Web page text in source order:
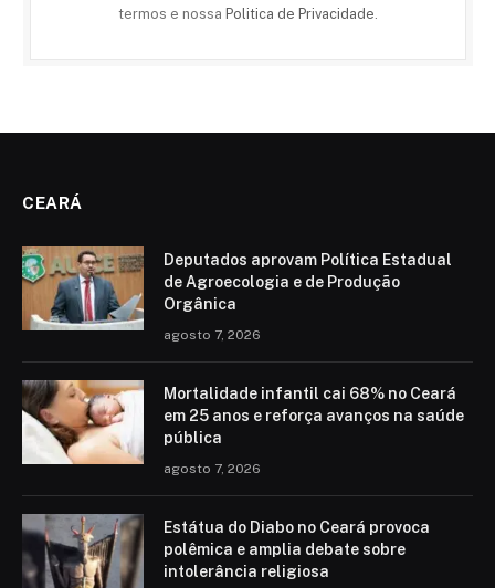
termos e nossa Politica de Privacidade
CEARÁ
Deputados aprovam Política Estadual
de Agroecologia e de Produção
Orgânica
agosto 7, 2026
Mortalidade infantil cai 68% no Ceará
em 25 anos e reforça avanços na saúde
pública
agosto 7, 2026
Estátua do Diabo no Ceará provoca
polêmica e amplia debate sobre
intolerância religiosa